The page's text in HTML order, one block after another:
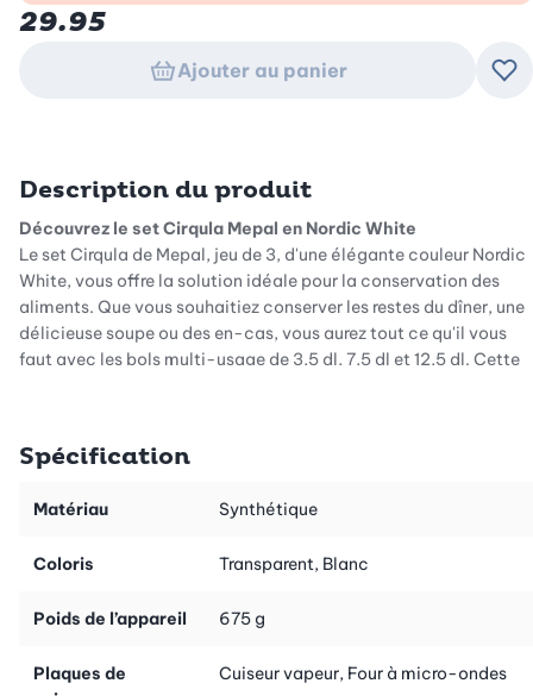
29.95
Ajouter au panier
Description du produit
Découvrez le set Cirqula Mepal en Nordic White
Le set Cirqula de Mepal, jeu de 3, d'une élégante couleur Nordic
White, vous offre la solution idéale pour la conservation des
aliments. Que vous souhaitiez conserver les restes du dîner, une
délicieuse soupe ou des en-cas, vous aurez tout ce qu'il vous
faut avec les bols multi-usage de 3,5 dl, 7,5 dl et 12,5 dl. Cette
Les bols Cirqula de Mepal sont vraiment polyvalents. Vous
conserver au congélateur et les réchauffer au micro-ondes.
et emboîtable, tout en gardant votre cuisine organisée, sans
vaisselle, ce qui facilite leur nettoyage.
Spécification
Matériau Synthétique
Coloris Transparent, Blanc
Poids de l’appareil 675 g
Plaques de
Cuiseur vapeur, Four à micro-ondes